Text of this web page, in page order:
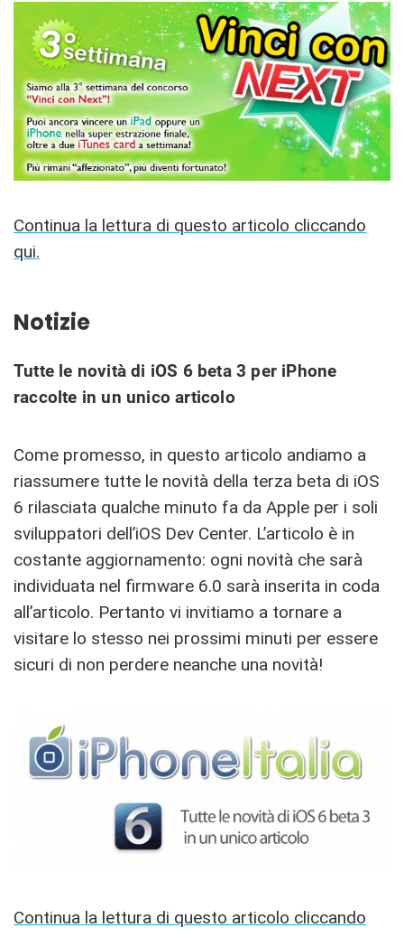
Continua la lettura di questo articolo cliccando
qui.
Notizie
Tutte le novità di iOS 6 beta 3 per iPhone
raccolte in un unico articolo
Come promesso, in questo articolo andiamo a
riassumere tutte le novità della terza beta di iOS
6 rilasciata qualche minuto fa da Apple per i soli
sviluppatori dell’iOS Dev Center. L’articolo è in
costante aggiornamento: ogni novità che sarà
individuata nel firmware 6.0 sarà inserita in coda
all’articolo. Pertanto vi invitiamo a tornare a
visitare lo stesso nei prossimi minuti per essere
sicuri di non perdere neanche una novità!
Continua la lettura di questo articolo cliccando